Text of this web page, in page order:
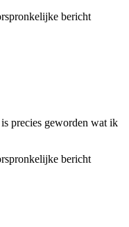
bericht
precies geworden wat ik
bericht